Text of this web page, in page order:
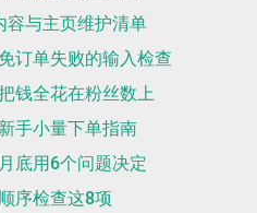
容与主页维护清单
订单失败的输入检查
钱全花在粉丝数上
手小量下单指南
底用6个问题决定
序检查这8项